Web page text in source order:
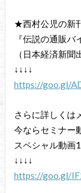
★西村公児の新
『伝説の通販バ
（日本経済新聞
↓↓↓↓
https://goo.gl/
さらに詳しくは
今ならセミナー
スペシャル動画
↓↓↓↓
https://goo.gl/